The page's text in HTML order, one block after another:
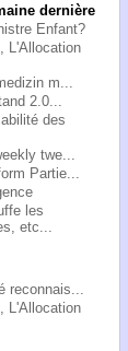
dernière
Enfant?
L'Allocation
m...
2.0...
des
twe...
Partie...
les
etc...
reconnais...
L'Allocation